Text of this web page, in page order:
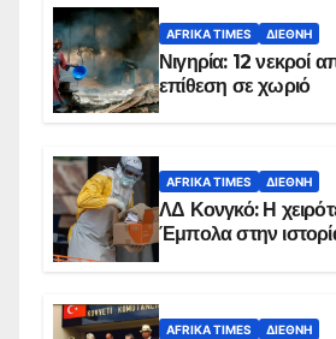
AFRIKA TIMES ΔΙΕΘΝΉ
Νιγηρία: 12 νεκροί
επίθεση σε χωριό
AFRIKA TIMES ΔΙΕΘΝΉ
ΛΔ Κονγκό: Η
Έμπολα στην
AFRIKA TIMES ΔΙΕΘΝΉ